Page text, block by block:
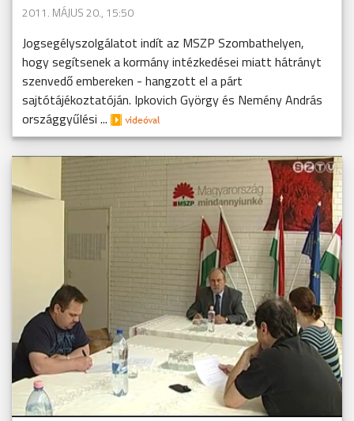
2011. MÁJUS 20., 15:50
Jogsegélyszolgálatot indít az MSZP Szombathelyen,
hogy segítsenek a kormány intézkedései miatt hátrányt
szenvedő embereken - hangzott el a párt
sajtótájékoztatóján. Ipkovich György és Nemény András
országgyűlési ...